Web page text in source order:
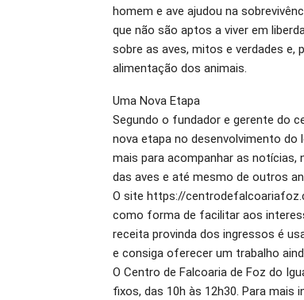
homem e ave ajudou na
que não são aptos a viver em
sobre as aves, mitos e verdades e,
alimentação dos animais.
Uma Nova Etapa
Segundo o fundador e gerente do
nova etapa no desenvolvimento do
mais para acompanhar as notícias,
das aves e até mesmo de outros
O site https://
como forma de facilitar aos
receita provinda dos ingressos é
e consiga oferecer um trabalho
O Centro de Falcoaria de Foz do
fixos, das 10h às 12h30. Para